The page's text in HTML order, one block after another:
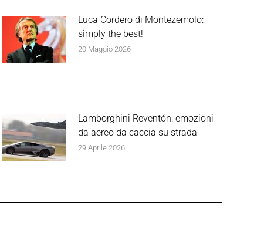
Luca Cordero di Montezemolo:
simply the best!
20 Maggio 2026
Lamborghini Reventón: emozioni
da aereo da caccia su strada
29 Aprile 2026